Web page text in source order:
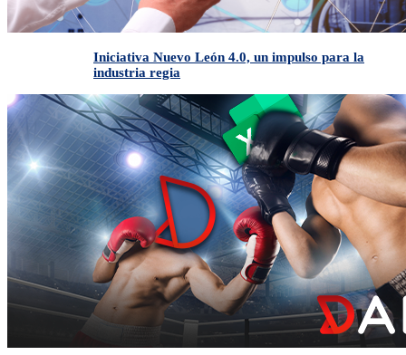
Iniciativa Nuevo León 4.0, un impulso para la
industria regia